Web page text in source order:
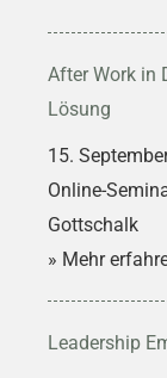
After Work in
Lösung
15.
Online-
Gottschalk
» Mehr
Leadership